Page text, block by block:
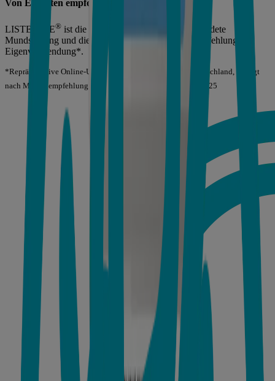
Von Experten empfohlen
LISTERINE® ist die weltweit am häufigsten verwendete
Mundspülung und die Nr. 1 bei Zahnärzten der Empfehlung und
Eigenverwendung*.
*Repräsentative Online-Umfrage bei 150 Zahnärzten in Deutschland, gefragt
nach Markenempfehlung für tägliche Mundspülungen, 10/2025